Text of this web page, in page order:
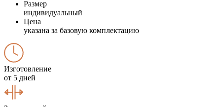
Размер
индивидуальный
Цена
указана за базовую комплектацию
Изготовление
от 5 дней